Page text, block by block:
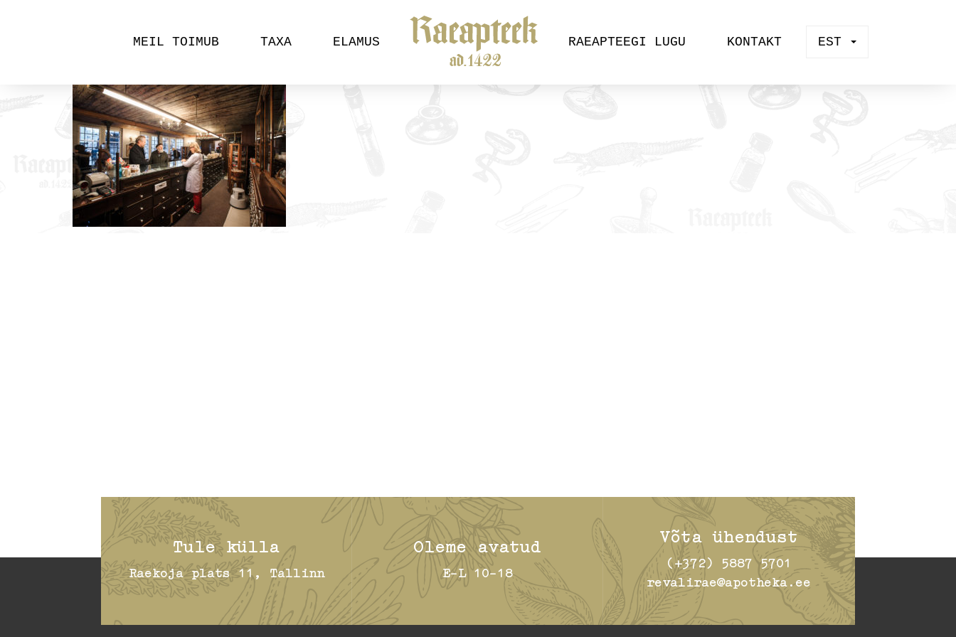
MEIL TOIMUB TAXA ELAMUS RAEAPTEEGI LUGU KONTAKT EST
Tule külla
Raekoja plats 11, Tallinn
Oleme avatud
E-L 10-18
Võta ühendust
(+372) 5887 5701
revalirae@apotheka.ee